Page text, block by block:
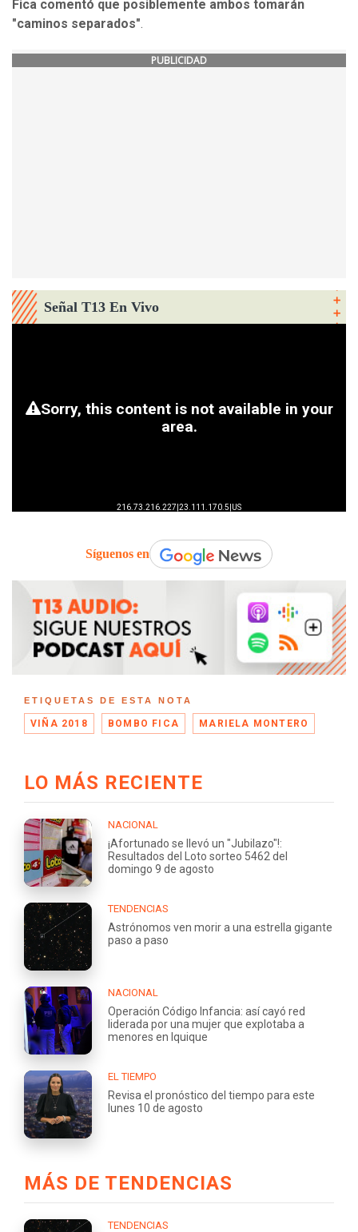
Fica comentó que posiblemente ambos tomarán
"caminos separados".
PUBLICIDAD
Señal T13 En Vivo
Síguenos en
ETIQUETAS DE ESTA NOTA
VIÑA 2018 BOMBO FICA MARIELA MONTERO
LO MÁS RECIENTE
NACIONAL
¡Afortunado se llevó un "Jubilazo"!:
Resultados del Loto sorteo 5462 del
domingo 9 de agosto
TENDENCIAS
Astrónomos ven morir a una estrella gigante
paso a paso
NACIONAL
Operación Código Infancia: así cayó red
liderada por una mujer que explotaba a
menores en Iquique
EL TIEMPO
Revisa el pronóstico del tiempo para este
lunes 10 de agosto
MÁS DE TENDENCIAS
TENDENCIAS